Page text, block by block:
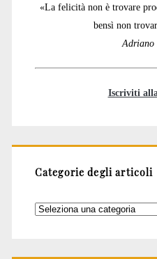
«La felicità non è trovare
bensì non
Adriano
Iscriviti
Categorie degli articoli
Categorie